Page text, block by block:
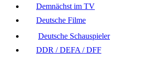
Demnächst im TV
Deutsche Filme
Deutsche Schauspieler
DDR / DEFA / DFF